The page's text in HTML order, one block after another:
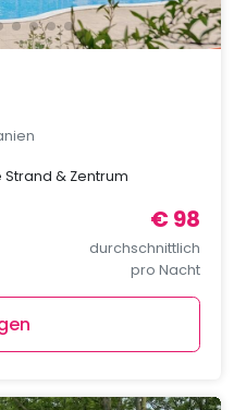
& Zentrum
€ 98
durchschnittlich
pro Nacht